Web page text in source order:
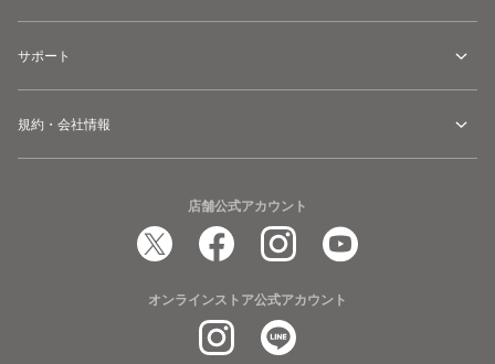
サポート
規約・会社情報
店舗公式アカウント
オンラインストア公式アカウント